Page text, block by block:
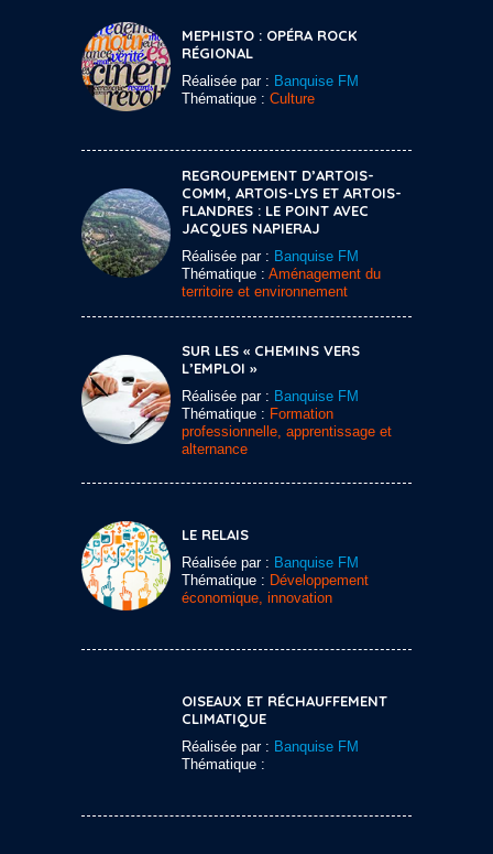
MEPHISTO : OPÉRA ROCK
RÉGIONAL
Réalisée par : Banquise FM
Thématique : Culture
REGROUPEMENT D’ARTOIS-
COMM, ARTOIS-LYS ET ARTOIS-
FLANDRES : LE POINT AVEC
JACQUES NAPIERAJ
Réalisée par : Banquise FM
Thématique : Aménagement du
territoire et environnement
SUR LES « CHEMINS VERS
L’EMPLOI »
Réalisée par : Banquise FM
Thématique : Formation
professionnelle, apprentissage et
alternance
LE RELAIS
Réalisée par : Banquise FM
Thématique : Développement
économique, innovation
OISEAUX ET RÉCHAUFFEMENT
CLIMATIQUE
Réalisée par : Banquise FM
Thématique :